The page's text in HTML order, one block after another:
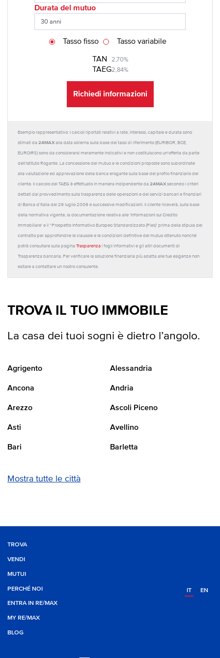
Durata del mutuo
TAN 2,70%
TAEG2,84%
Tasso fisso Tasso variabile
Richiedi informazioni
Esempio rappresentativo: I calcoli riportati relativi a rate, interessi, capitale e durata sono
stimati da 24MAX alla data odierna sulla base dei tassi di riferimento (EURIBOR, BCE,
EUROIRS) sono da considerarsi meramente indicativi e non costituiscono un'offerta da parte
dell'Istituto Rogante. La concessione del mutuo e le condizioni proposte sono subordinate
alla valutazione ed approvazione della banca erogante sulla base del profilo finanziario del
cliente. Il calcolo del TAEG è effettuato in maniera indipendente da 24MAX secondo i criteri
dettati dal provvedimento sulla trasparenza delle operazioni e dei servizi bancari e finanziari
di Banca d'Italia del 29 luglio 2009 e successive modificazioni. Il cliente riceverà, sulla base
della normativa vigente, la documentazione relativa alle 'Informazioni sul Credito
Immobiliare' e il “Prospetto Informativo Europeo Standardizzato (Pies)' prima della stipula del
contratto per approfondire le clausole e le condizioni definitive del mutuo ottenuto nonché
potrà consultare sulla pagina Trasparenza i fogli informativi e gli altri documenti di
Trasparenza bancaria. Per verificare la soluzione finanziaria più adatta alle tue esigenze non
esitare a contattare un nostro consulente.
TROVA IL TUO IMMOBILE
La casa dei tuoi sogni è dietro l’angolo.
Agrigento Alessandria
Ancona Andria
Arezzo Ascoli Piceno
Asti Avellino
Bari Barletta
Mostra tutte le città
TROVA
VENDI
MUTUI
PERCHÉ NOI
ENTRA IN RE/MAX
MY RE/MAX
BLOG
IT EN